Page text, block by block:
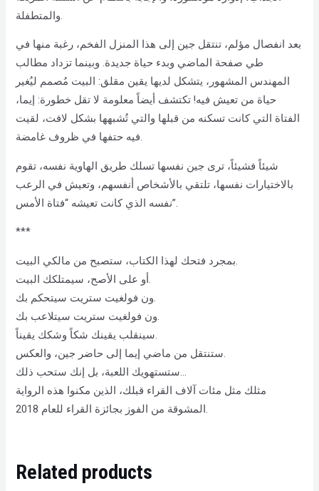
بعد انفصال مؤلم، تنتقل جين إلى هذا المنزل الفخم، رغبة منها في
طي صفحة الماضي وبدء حياة جديدة. وبينما تزداد مطالب
المهندس المشهور، يتشكل لديها يقين مقلق: البيت مُصمم ليُغير
حياة من تعيش فيه! تكتشف أيضاً معلومة لا تقل خطورة: إيما،
الفتاة التي كانت تسكنه من قبلها والتي تُشبهها بشكل لافت، لقيت
فيه حتفها في ظروف غامضة.
شيئاً فشيئاً، ترى جين نفسها تسلك طريق الهاوية نفسه، تقوم
بالاختيارات نفسها، تلتقي بالأشخاص أنفسهم، وتعيش في الرعب
نفسه الذي كانت تعيشه “فتاة الأمس”.
***
بمجرد فتحك لهذا الكتاب، ستصبح من مالكي البيت.
أو على الأصح، سيمتلكك البيت.
ون فولغيت ستريت سيتحكم بك.
ون فولغيت ستريت سيتلاعب بك.
سينقلب يقينك شكاً وشكك يقيناً.
ستنتقل من ماضي إيما إلى حاضر جين، والعكس.
ستستهويك اللعبة، بل إنك ستحب ذلك…
مثلك مثل مئات آلاف القراء قبلك، الذين مكنوا هذه الرواية
المشوقة من الفوز بجائزة القراء للعام 2018.
Related products